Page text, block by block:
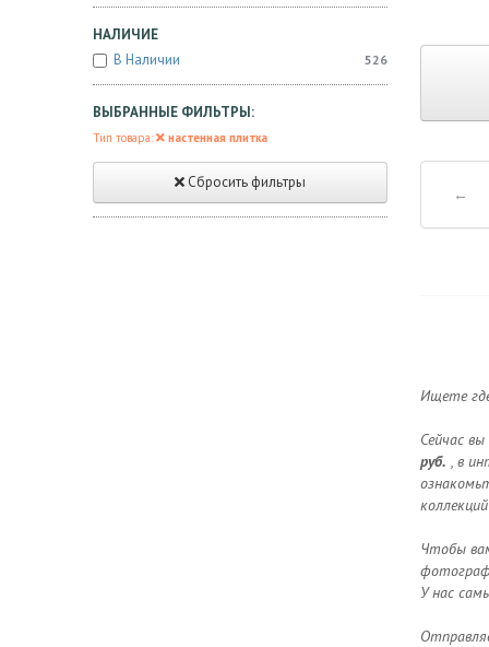
НАЛИЧИЕ
В Наличии
526
ВЫБРАННЫЕ ФИЛЬТРЫ:
Тип товара: настенная плитка
Сбросить фильтры
←
Ищете
Сейчас
руб. , в
Чтобы
У нас